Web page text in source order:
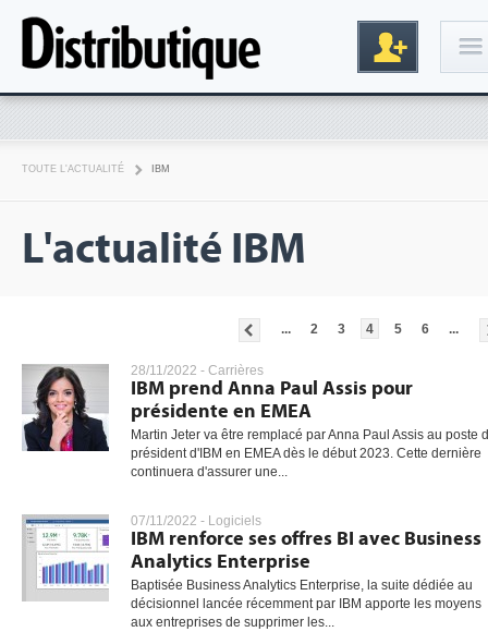
TOUTE L'ACTUALITÉ IBM
L'actualité IBM
... 2 3 4 5 6 ...
28/11/2022 - Carrières
IBM prend Anna Paul Assis pour
présidente en EMEA
Martin Jeter va être remplacé par Anna Paul Assis au poste
président d'IBM en EMEA dès le début 2023. Cette dernière
continuera d'assurer une...
07/11/2022 - Logiciels
IBM renforce ses offres BI avec Business
Analytics Enterprise
Baptisée Business Analytics Enterprise, la suite dédiée au
décisionnel lancée récemment par IBM apporte les moyens
aux entreprises de supprimer les...